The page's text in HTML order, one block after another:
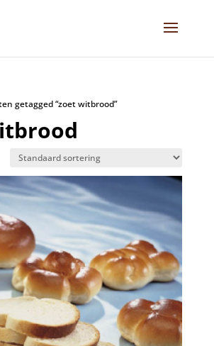
getagged “zoet witbrood”